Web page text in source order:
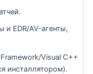
и EDR/AV-агенты,
Visual C++
инсталлятором).